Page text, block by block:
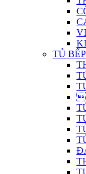
TỦ BẾP